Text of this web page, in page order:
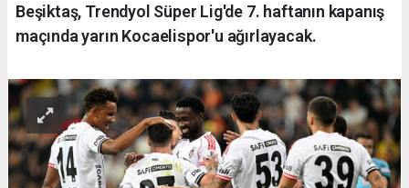
Beşiktaş, Trendyol Süper Lig'de 7. haftanın kapanış
maçında yarın Kocaelispor'u ağırlayacak.